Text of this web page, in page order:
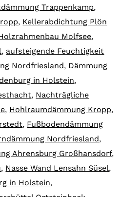
Trappenkamp,
, Kellerabdichtung Plön
Molfsee,
, aufsteigende Feuchtigkeit
Nordfriesland, Dämmung
in Holstein,
, Nachträgliche
, Hohlraumdämmung Kropp,
, Fußbodendämmung
Nordfriesland,
Ahrensburg Großhansdorf,
, Nasse Wand Lensahn Süsel,
in Holstein,